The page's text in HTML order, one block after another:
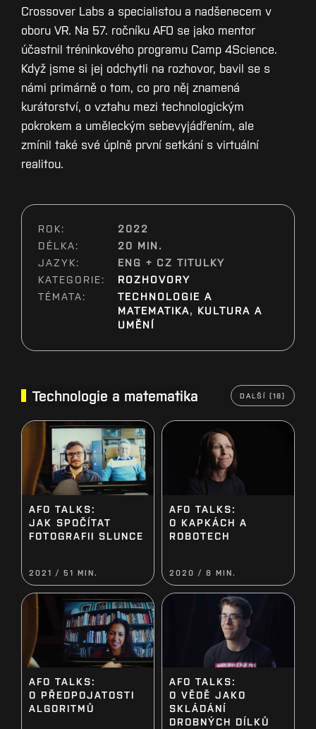
Crossover Labs a specialistou a nadšenecem v
oboru VR. Na 57. ročníku AFO se jako mentor
účastnil tréninkového programu Camp 4Science.
Když jsme si jej odchytli na rozhovor, bavil se s
námi primárně o tom, co pro něj znamená
kurátorství, o vztahu mezi technologickým
pokrokem a uměleckým sebevyjádřením, ale
zmínil také své úplně první setkání s virtuální
realitou.
ROK:
2022
DÉLKA:
20 MIN.
JAZYK:
ENG + CZ TITULKY
KATEGORIE:
ROZHOVORY
TÉMATA:
TECHNOLOGIE A
MATEMATIKA, KULTURA A
UMĚNÍ
Technologie a matematika DALŠÍ (18)
AFO TALKS:
JAK SPOČÍTAT
FOTOGRAFII SLUNCE
2021 / 51 MIN.
AFO TALKS:
O KAPKÁCH A
ROBOTECH
2020 / 8 MIN.
AFO TALKS:
O PŘEDPOJATOSTI
ALGORITMŮ
AFO TALKS:
O VĚDĚ JAKO
SKLÁDÁNÍ
DROBNÝCH DÍLKŮ